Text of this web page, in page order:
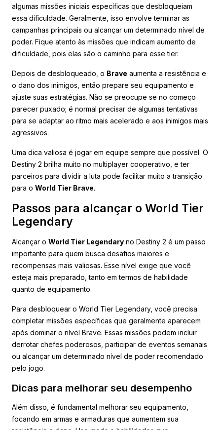
algumas missões iniciais específicas que desbloqueiam
essa dificuldade. Geralmente, isso envolve terminar as
campanhas principais ou alcançar um determinado nível de
poder. Fique atento às missões que indicam aumento de
dificuldade, pois elas são o caminho para esse tier.
Depois de desbloqueado, o Brave aumenta a resistência e
o dano dos inimigos, então prepare seu equipamento e
ajuste suas estratégias. Não se preocupe se no começo
parecer puxado; é normal precisar de algumas tentativas
para se adaptar ao ritmo mais acelerado e aos inimigos mais
agressivos.
Uma dica valiosa é jogar em equipe sempre que possível. O
Destiny 2 brilha muito no multiplayer cooperativo, e ter
parceiros para dividir a luta pode facilitar muito a transição
para o World Tier Brave.
Passos para alcançar o World Tier
Legendary
Alcançar o World Tier Legendary no Destiny 2 é um passo
importante para quem busca desafios maiores e
recompensas mais valiosas. Esse nível exige que você
esteja mais preparado, tanto em termos de habilidade
quanto de equipamento.
Para desbloquear o World Tier Legendary, você precisa
completar missões específicas que geralmente aparecem
após dominar o nível Brave. Essas missões podem incluir
derrotar chefes poderosos, participar de eventos semanais
ou alcançar um determinado nível de poder recomendado
pelo jogo.
Dicas para melhorar seu desempenho
Além disso, é fundamental melhorar seu equipamento,
focando em armas e armaduras que aumentem sua